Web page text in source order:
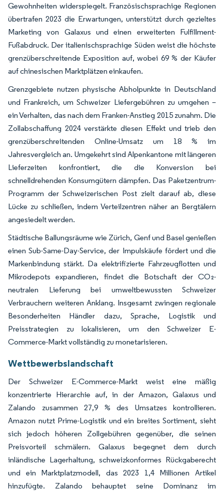
Gewohnheiten widerspiegelt. Französischsprachige Regionen
übertrafen 2023 die Erwartungen, unterstützt durch gezieltes
Marketing von Galaxus und einen erweiterten Fulfillment-
Fußabdruck. Der italienischsprachige Süden weist die höchste
grenzüberschreitende Exposition auf, wobei 69 % der Käufer
auf chinesischen Marktplätzen einkaufen.
Grenzgebiete nutzen physische Abholpunkte in Deutschland
und Frankreich, um Schweizer Liefergebühren zu umgehen –
ein Verhalten, das nach dem Franken-Anstieg 2015 zunahm. Die
Zollabschaffung 2024 verstärkte diesen Effekt und trieb den
grenzüberschreitenden Online-Umsatz um 18 % im
Jahresvergleich an. Umgekehrt sind Alpenkantone mit längeren
Lieferzeiten konfrontiert, die die Konversion bei
schnelldrehenden Konsumgütern dämpfen. Das Paketzentrum-
Programm der Schweizerischen Post zielt darauf ab, diese
Lücke zu schließen, indem Verteilzentren näher an Bergtälern
angesiedelt werden.
Städtische Ballungsräume wie Zürich, Genf und Basel genießen
einen Sub-Same-Day-Service, der Impulskäufe fördert und die
Markenbindung stärkt. Da elektrifizierte Fahrzeugflotten und
Mikrodepots expandieren, findet die Botschaft der CO₂-
neutralen Lieferung bei umweltbewussten Schweizer
Verbrauchern weiteren Anklang. Insgesamt zwingen regionale
Besonderheiten Händler dazu, Sprache, Logistik und
Preisstrategien zu lokalisieren, um den Schweizer E-
Commerce-Markt vollständig zu monetarisieren.
Wettbewerbslandschaft
Der Schweizer E-Commerce-Markt weist eine mäßig
konzentrierte Hierarchie auf, in der Amazon, Galaxus und
Zalando zusammen 27,9 % des Umsatzes kontrollieren.
Amazon nutzt Prime-Logistik und ein breites Sortiment, sieht
sich jedoch höheren Zollgebühren gegenüber, die seinen
Preisvorteil schmälern. Galaxus begegnet dem durch
inländische Lagerhaltung, schweizkonformes Rückgaberecht
und ein Marktplatzmodell, das 2023 1,4 Millionen Artikel
hinzufügte. Zalando behauptet seine Dominanz im